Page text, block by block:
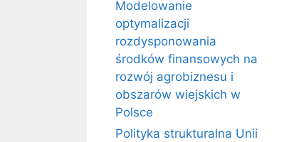
Modelowanie
optymalizacji
rozdysponowania
środków finansowych na
rozwój agrobiznesu i
obszarów wiejskich w
Polsce
Polityka strukturalna Unii